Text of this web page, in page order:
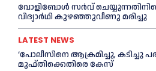
വോളിബോൾ സർവ്
വിദ്യാർഥി കുഴഞ്ഞുവീണു മരിച്ചു
LATEST NEWS
‘പോലീസിനെ ആക്രമിച്ചു, കടിച്ചു
മുഫ്തിക്കെതിരെ കേസ്